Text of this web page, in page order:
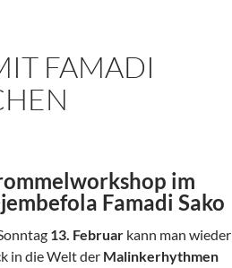
FAMADI
im
Famadi Sako
13. Februarkann man wieder
in die Welt der Malinkerhythmen